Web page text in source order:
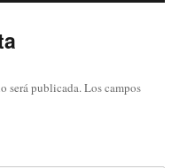
será publicada.Los campos